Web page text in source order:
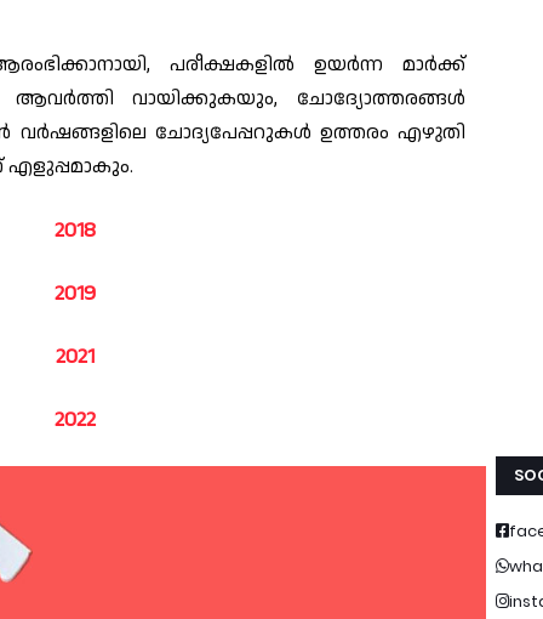
പരീക്ഷകളിൽ ഉയർന്ന മാർക്ക്
ആവർത്തി വായിക്കുകയും, ചോദ്യോത്തരങ്ങൾ
ചോദ്യപേപ്പറുകൾ ഉത്തരം എഴുതി
എളുപ്പമാകും.
2018
2019
2021
2022